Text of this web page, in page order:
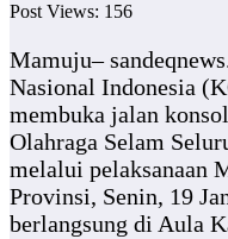
Post Views: 156
Mamuju–
Nasional Indonesia
membuka jalan
Olahraga Selam
melalui pelaksanaan
Provinsi, Senin, 19
berlangsung di Aula